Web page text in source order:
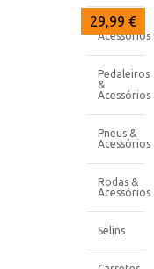
40,49 €
29,99 €
Pedais &
Acessórios
Pedaleiros
&
Acessórios
Pneus &
Acessórios
Rodas &
Acessórios
Selins